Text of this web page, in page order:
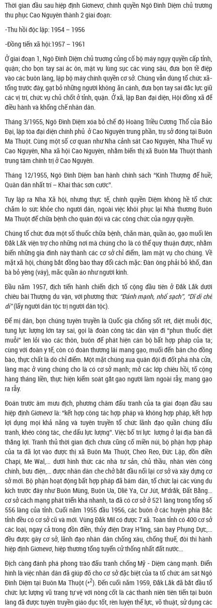
Thời gian đầu sau hiệp định Giơnevơ, chính quyền Ngô Đình Diệm chủ trương
thu phục Cao Nguyên thành 2 giai đoạn:
-Thu hồi độc lập: 1954 – 1956
-Đồng tiến xã hội:1957 – 1961
Ở giai đoạn 1, Ngô Đình Diệm chủ truơng củng cố bộ máy ngụy quyền cấp tỉnh,
quận; cho bọn tay sai ác ôn, mật vụ lùng sục các vùng sâu, đưa bọn tề điệp
vào các buôn làng, lập bộ máy chính quyền cơ sở. Chúng vẫn dùng tổ chức xã-
tổng trước đây, gạt bỏ những người không ăn cánh, đưa bọn tay sai đắc lực giữ
các vị trí, chức vụ chủ chốt ở tỉnh, quận. Ở xã, lập Ban đại diện, Hội đồng xã để
điều hành và khống chế nhân dân.
Tháng 3/1955, Ngô Đình Diệm xóa bỏ chế độ Hoàng Triều Cương Thổ của Bảo
Đại, lập tòa đại diện chính phủ ở Cao Nguyên trung phần, trụ sở đóng tại Buôn
Ma Thuột. Cùng một số cơ quan như Nha cảnh sát Cao Nguyên, Nha Thuế vụ
Cao Nguyên, Nha xã hội Cao Nguyên, nhằm biến thị xã Buôn Ma Thuột thành
trung tâm chính trị ở Cao Nguyên.
Tháng 12/1955, Ngô Đình Diệm ban hành chính sách “Kinh Thượng để huề;
Quân dân nhất trí – Khai thác sơn cước”.
Tuy lập ra Nha Xã hội, nhưng thực tế, chính quyền Diệm không hề tổ chức
chăm lo sức khỏe cho người dân, ngoài việc khôi phục lại Nhà thương Buôn
Ma Thuột để chữa bệnh cho quân đội và các công chức của ngụy quyền.
Chúng tổ chức đưa một số thuốc chữa bệnh, chăn màn, quần áo, gạo muối lên
Đắk Lắk viện trợ cho những nơi mà chúng cho là có thể quy thuận được, nhằm
biến những gia đình này thành các cơ sở chỉ điểm, làm mật vụ cho chúng. Về
mặt xã hội, chúng bắt đồng bào thay đổi cách mặc: Đàn ông phải bỏ khố, đàn
bà bỏ yêng (váy), măc quần áo như người kinh.
Đầu năm 1957, địch tiến hành chiến dịch tố cộng đầu tiên ở Đắk Lắk dưới
chiêu bài Thượng du vận, với phương thức “Đánh mạnh, nhổ sạch”, “Dĩ di chế
di”(lấy người dân tộc trị người dân tộc).
Để mị dân, bọn chúng tuyên truyền là Quốc gia chống sốt rét, diệt muỗi độc,
tung lực lượng lớn tay sai, gọi là đoàn công tác dân vận đi “phun thuốc diệt
muỗi” len lỏi vào các thôn, buôn để phát hiện cán bộ bất hợp pháp của ta;
cùng với đoàn y tế, còn có đoàn thương lái mang gạo, muối đến bán cho đồng
bào, thực chất là dò chỉ điểm. Một mặt chúng xua quân đội đi đốt phá nhà cửa,
làng mạc ở vùng chúng cho là có cơ sở mạnh; mở các lớp chiêu hồi, tố cộng
hàng tháng liền, thực hiện kiểm soát gắt gao người làm ngoài rẫy, mang gạo
ra rẫy.
Đoán trước âm mưu địch, phương châm đấu tranh của ta giai đoạn đầu sau
hiệp định Giơnevơ là: “kết hợp công tác hợp pháp và không hợp pháp, kết hợp
lợi dụng mọi khả năng và tuyên truyền tổ chức lãnh đạo quần chúng đấu
tranh, khéo công tác, che dấu lực lượng”. Việc bố trí lực lượng ở lại địa bàn đã
thắng lợi. Tranh thủ thời gian địch chưa cũng cố miền núi, bộ phận hợp pháp
của ta đã lọt vào được thị xã Buôn Ma Thuột, Cheo Reo, Đức Lập, đồn điền
Chapi, Me Wal,… dưới hình thức các nhà tư sản, chủ thầu, nhân viên công
chính, bưu điện,… được nhân dân che chở bắt đầu nối lại cơ sở và xây dựng cơ
sở mới. Bộ phận hoạt động bất hợp pháp đã bám dân, tổ chức lại các vùng du
kích trước đây như Buôn Mùng, Buôn Ua, Dliê Ya, Cư Jút, M’drắk, Đất Bằng…
cơ sở cách mạng phát triển khá nhanh, ta đã có cơ sở ở 521 làng trong tổng số
556 làng của tỉnh. Cuối năm 1955 đầu 1956, các buôn ở các huyện phía Bắc
tỉnh đều có cơ sở cũ và mới. Vùng Đắk Mil có được 7 xã. Toàn tỉnh có 400 cơ sở
các loại, ngay cả trong đồn điền, thủy điện Dray H’ling, sân bay Phụng Dực,…
đều được gây cơ sở, lãnh đạo nhân dân chống xâu, chống thuế, đòi thi hành
hiệp định Giơnevơ, hiệp thương tổng tuyển cử thống nhất đất nước…
Địch càng đánh phá phong trào đấu tranh chống Mỹ - Diệm càng mạnh. Điển
hình là việc nhân dân đã giúp đỡ cho cơ sở đặc biệt của ta tổ chức ám sát Ngô
Đình Diệm tại Buôn Ma Thuột (*2). Đến cuối năm 1959, Đắk Lắk đã bắt đầu tổ
chức lực lượng vũ trang tự vệ với nòng cốt là các thanh niên tiên tiến tại buôn
làng đã được tuyên truyền giáo dục tốt, rèn luyện thể lực, võ thuật, sử dụng các